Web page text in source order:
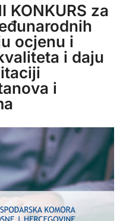
KONKURS za
ocjenu i
i daju
i